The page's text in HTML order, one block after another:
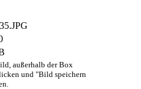
außerhalb der Box
und "Bild speichern